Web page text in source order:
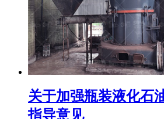
关于加强瓶装液化石
指导意见